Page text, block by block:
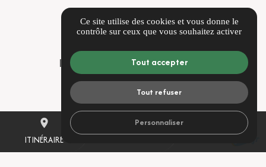
place
ITINÉRAIRE
mail
LIENS UTILES
Informations complémentaires
Mentions légales
Politique de confidentialité
Gestion des cookies
Ce site utilise des cookies et vous donne le
contrôle sur ceux que vous souhaitez activer
Tout accepter
Tout refuser
Personnaliser